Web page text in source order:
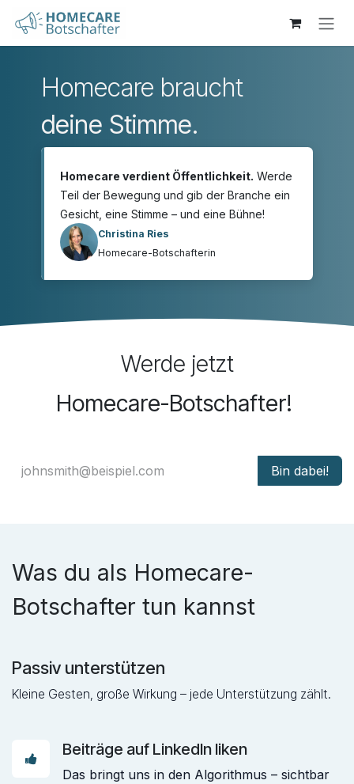
Zum Inhalt springen
Homecare braucht
deine Stimme.
Homecare verdient Öffentlichkeit. Werde
Teil der Bewegung und gib der Branche ein
Gesicht, eine Stimme – und eine Bühne!
Christina Ries
Homecare-Botschafterin
Werde jetzt
Homecare-Botschafter!
Bin dabei!
Was du als Homecare-
Botschafter tun kannst ​
Passiv unterstützen
Kleine Gesten, große Wirkung – jede Unterstützung zählt.
Beiträge auf LinkedIn liken
Das bringt uns in den Algorithmus – sichtbar